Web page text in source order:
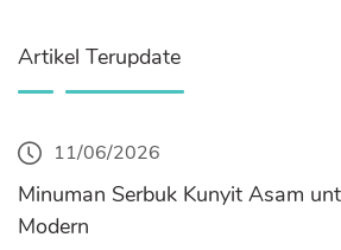
Artikel Terupdate
11/06/2026
Minuman Serbuk Kunyit Asam
Modern